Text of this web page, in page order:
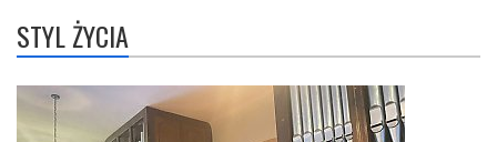
STYL ŻYCIA